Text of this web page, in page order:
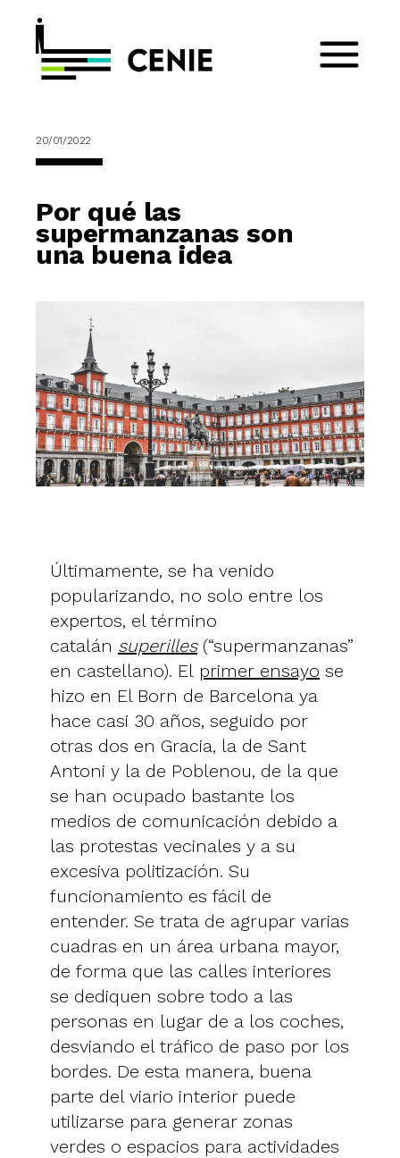
20/01/2022
Por qué las
supermanzanas son
una buena idea
Últimamente, se ha venido
popularizando, no solo entre los
expertos, el término
catalán superilles (“supermanzanas”
en castellano). El primer ensayo se
hizo en El Born de Barcelona ya
hace casi 30 años, seguido por
otras dos en Gracia, la de Sant
Antoni y la de Poblenou, de la que
se han ocupado bastante los
medios de comunicación debido a
las protestas vecinales y a su
excesiva politización. Su
funcionamiento es fácil de
entender. Se trata de agrupar varias
cuadras en un área urbana mayor,
de forma que las calles interiores
se dediquen sobre todo a las
personas en lugar de a los coches,
desviando el tráfico de paso por los
bordes. De esta manera, buena
parte del viario interior puede
utilizarse para generar zonas
verdes o espacios para actividades